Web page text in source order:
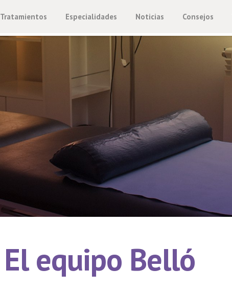
Tratamientos Especialidades Noticias Consejos
El equipo Belló